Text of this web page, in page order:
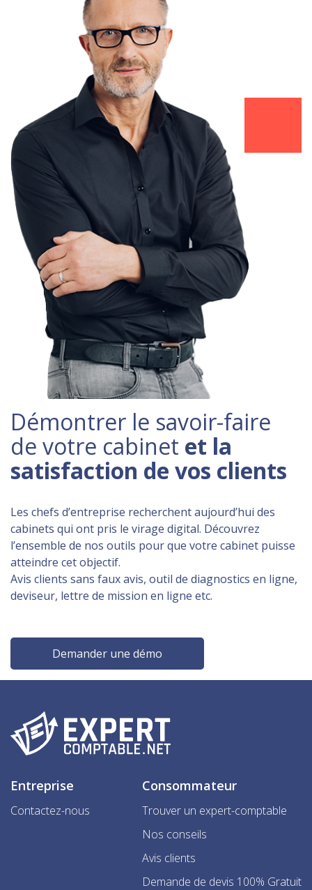
Démontrer le savoir-faire
de votre cabinet et la
satisfaction de vos clients
Les chefs d’entreprise recherchent aujourd’hui des
cabinets qui ont pris le virage digital. Découvrez
l’ensemble de nos outils pour que votre cabinet puisse
atteindre cet objectif.
Avis clients sans faux avis, outil de diagnostics en ligne,
deviseur, lettre de mission en ligne etc.
Demander une démo
Entreprise
Contactez-nous
Consommateur
Trouver un expert-comptable
Nos conseils
Avis clients
Demande de devis 100% Gratuit